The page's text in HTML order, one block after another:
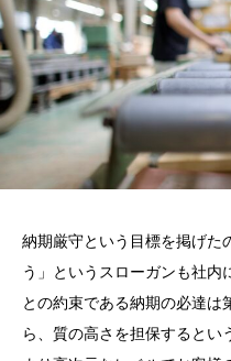
納期厳守という目標を掲げた
う」というスローガンも社内
との約束である納期の必達は
ら、質の高さを担保するとい